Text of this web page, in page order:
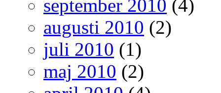
september 2010 (4)
augusti 2010 (2)
juli 2010 (1)
maj 2010 (2)